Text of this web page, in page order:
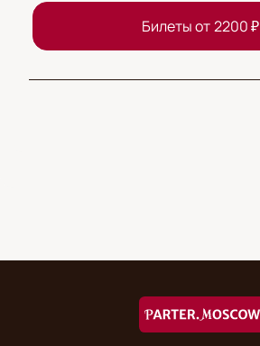
Билеты от2200₽